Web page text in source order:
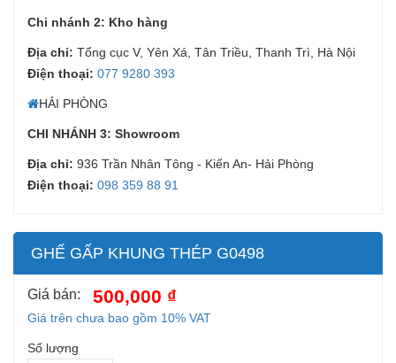
Chi nhánh 2: Kho hàng
Địa chỉ: Tổng cục V, Yên Xá, Tân Triều, Thanh Trì, Hà Nội
Điện thoại: 077 9280 393
HẢI PHÒNG
CHI NHÁNH 3: Showroom
Địa chỉ: 936 Trần Nhân Tông - Kiến An- Hải Phòng
Điện thoại: 098 359 88 91
GHẾ GẤP KHUNG THÉP G0498
Giá bán: 500,000 ₫
Giá trên chưa bao gồm 10% VAT
Số lượng